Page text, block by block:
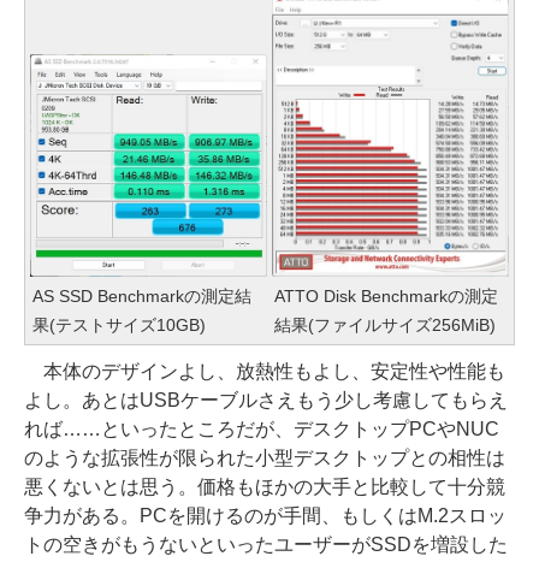
AS SSD Benchmarkの測定結
果(テストサイズ10GB)
ATTO Disk Benchmarkの測定
結果(ファイルサイズ256MiB)
本体のデザインよし、放熱性もよし、安定性や性能も
よし。あとはUSBケーブルさえもう少し考慮してもらえ
れば……といったところだが、デスクトップPCやNUC
のような拡張性が限られた小型デスクトップとの相性は
悪くないとは思う。価格もほかの大手と比較して十分競
争力がある。PCを開けるのが手間、もしくはM.2スロッ
トの空きがもうないといったユーザーがSSDを増設した